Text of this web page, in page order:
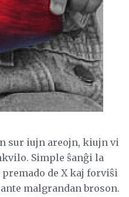
sur iujn areojn, kiujn vi
Simple ŝanĝi la
de X kaj forviŝi
malgrandan broson.